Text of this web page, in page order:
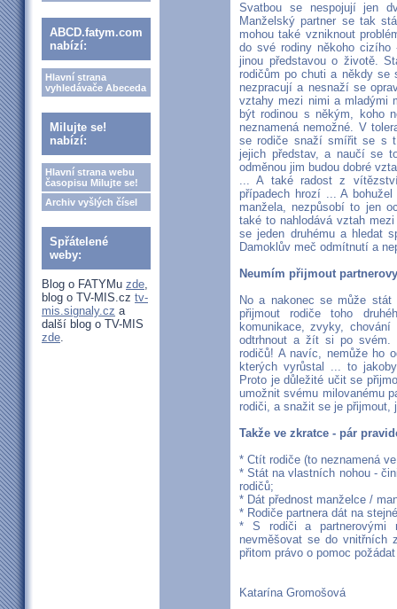
ABCD.fatym.com
nabízí:
Hlavní strana
vyhledávače Abeceda
Milujte se!
nabízí:
Hlavní strana webu
časopisu Milujte se!
Archiv vyšlých čísel
Spřátelené
weby:
Blog o FATYMu zde,
blog o TV-MIS.cz tv-
mis.signaly.cz a
další blog o TV-MIS
zde.
Svatbou se nespojují jen
Manželský partner se tak
mohou také vzniknout
do své rodiny někoho
jinou představou o životě.
rodičům po chuti a někdy
nezpracují a nesnaží se
vztahy mezi nimi a mladými
být rodinou s někým, koho
neznamená nemožné. V
se rodiče snaží smířit se s
jejich představ, a naučí se
odměnou jim budou dobré
... A také radost z
případech hrozí ... A
manžela, nezpůsobí to jen
také to nahlodává vztah
se jeden druhému a hledat
Damoklův meč odmítnutí a
Neumím přijmout
No a nakonec se může
přijmout rodiče toho
komunikace, zvyky,
odtrhnout a žít si po svém.
rodičů! A navíc, nemůže ho
kterých vyrůstal ... to
Proto je důležité učit se
umožnit svému milovanému
rodiči, a snažit se je přijmout,
Takže ve zkratce - pár
* Ctít rodiče (to neznamená
* Stát na vlastních nohou -
rodičů;
* Dát přednost manželce /
* Rodiče partnera dát na
* S rodiči a partnerovými
nevměšovat se do vnitřních
přitom právo o pomoc
Katarína Gromošová